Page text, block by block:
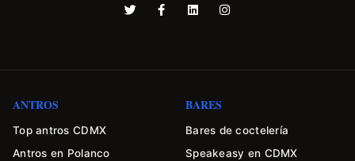
ANTROS
Top antros CDMX
Antros en Polanco
BARES
Bares de coctelería
Speakeasy en CDMX